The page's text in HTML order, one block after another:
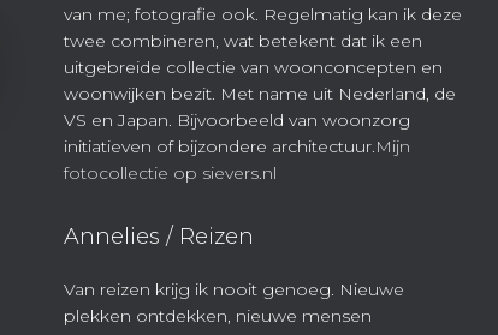
van me; fotografie ook. Regelmatig kan ik deze
twee combineren, wat betekent dat ik een
uitgebreide collectie van woonconcepten en
woonwijken bezit. Met name uit Nederland, de
VS en Japan. Bijvoorbeeld van woonzorg
initiatieven of bijzondere architectuur.Mijn
fotocollectie op sievers.nl
Annelies / Reizen
Van reizen krijg ik nooit genoeg. Nieuwe
plekken ontdekken, nieuwe mensen